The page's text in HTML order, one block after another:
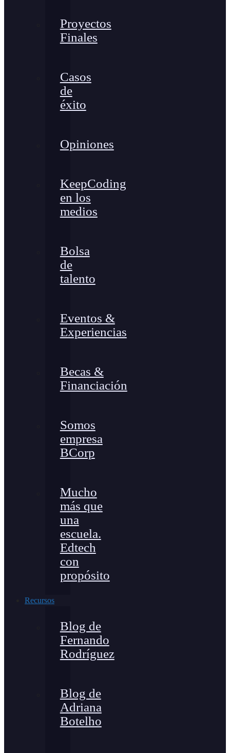
Proyectos
Finales
Casos
de
éxito
Opiniones
KeepCoding
en los
medios
Bolsa
de
talento
Eventos &
Experiencias
Becas &
Financiación
Somos
empresa
BCorp
Mucho
más que
una
escuela.
Edtech
con
propósito
Recursos
Blog de
Fernando
Rodríguez
Blog de
Adriana
Botelho